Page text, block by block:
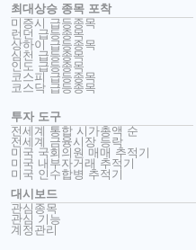
최대상승 종목 포착
미증시 급등종목
런던 급등종목
상하이 급등종목
심천 급등종목
인도 급등종목
코스피 급등종목
코스닥 급등종목
투자 도구
전세계 통합 시가총액 순
전세계 금융시장 등락
미국 국회의원 매매 추적기
미국 내부자거래 추적기
미국 인수합병 추적기
대시보드
관심종목
관심 기능
계정관리